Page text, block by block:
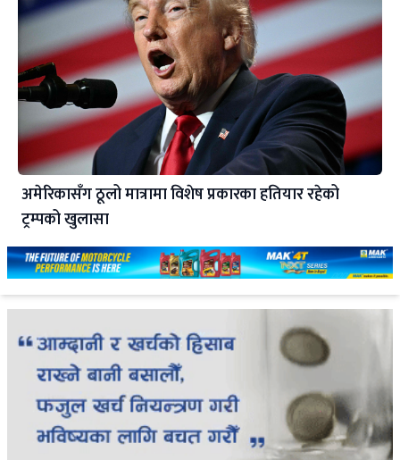
अमेरिकासँग ठूलो मात्रामा विशेष प्रकारका हतियार रहेको
ट्रम्पको खुलासा